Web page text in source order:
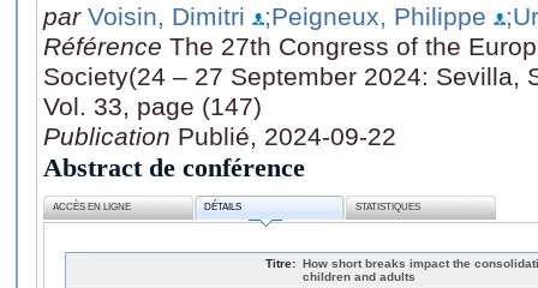
par Voisin, Dimitri ;Peigneux, Philippe
Référence The 27th Congress of the
Society(24 – 27 September 2024: Sevilla,
Vol. 33, page (147)
Publication Publié, 2024-09-22
Abstract de conférence
ACCÈS EN LIGNE DÉTAILS STATISTIQUES
Titre: How short breaks impact the
children and adults